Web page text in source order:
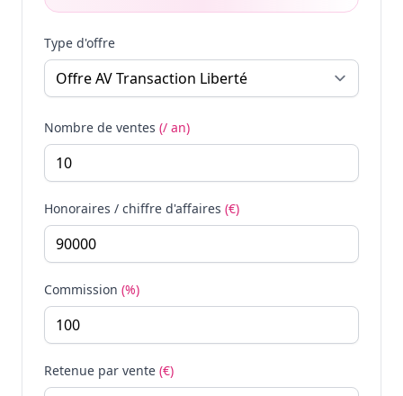
Type d'offre
Nombre de ventes (/ an)
Honoraires / chiffre d'affaires (€)
Commission (%)
Retenue par vente (€)